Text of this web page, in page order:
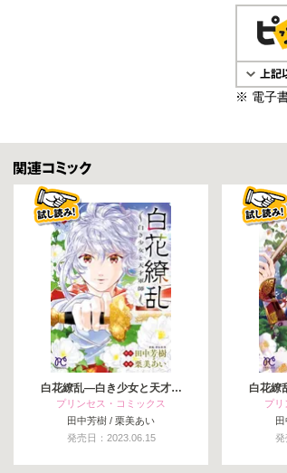
電子書籍
※ 電子
関連コミックス
白花繚乱—白き少女と天才…
プリンセス・コミックス
田中芳樹 / 栗美あい
発売日：2023.06.15
白花繚
プリ
発